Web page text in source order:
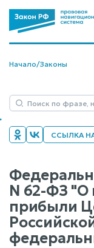
Начало/Законы
ССЫЛКА
N 62-ФЗ "О
прибыли